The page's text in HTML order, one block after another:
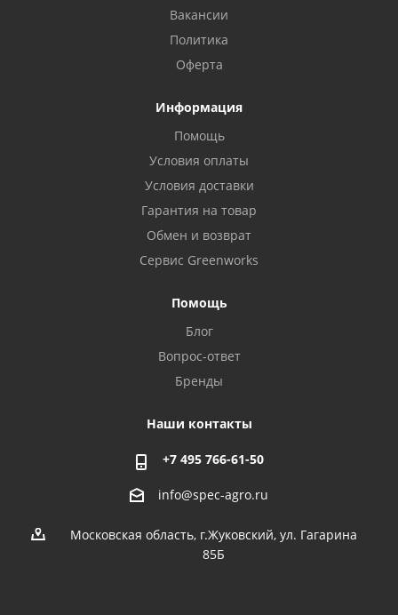
Вакансии
Политика
Оферта
Информация
Помощь
Условия оплаты
Условия доставки
Гарантия на товар
Обмен и возврат
Сервис Greenworks
Помощь
Блог
Вопрос-ответ
Бренды
Наши контакты
+7 495 766-61-50
info@spec-agro.ru
Московская область, г.Жуковский, ул. Гагарина
85Б